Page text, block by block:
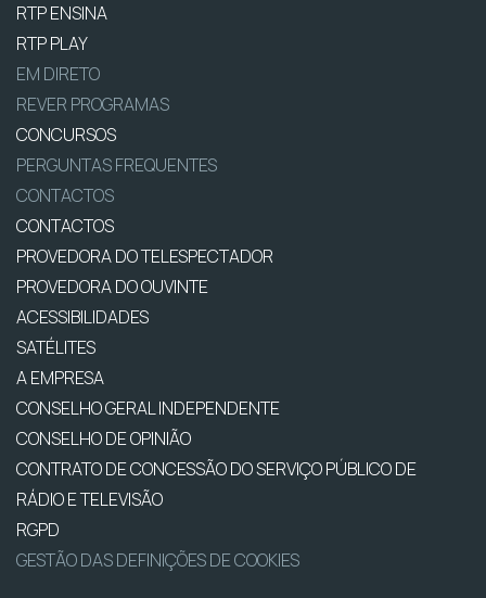
RTP ENSINA
RTP PLAY
EM DIRETO
REVER PROGRAMAS
CONCURSOS
PERGUNTAS FREQUENTES
CONTACTOS
CONTACTOS
PROVEDORA DO TELESPECTADOR
PROVEDORA DO OUVINTE
ACESSIBILIDADES
SATÉLITES
A EMPRESA
CONSELHO GERAL INDEPENDENTE
CONSELHO DE OPINIÃO
CONTRATO DE CONCESSÃO DO SERVIÇO PÚBLICO DE
RÁDIO E TELEVISÃO
RGPD
GESTÃO DAS DEFINIÇÕES DE COOKIES